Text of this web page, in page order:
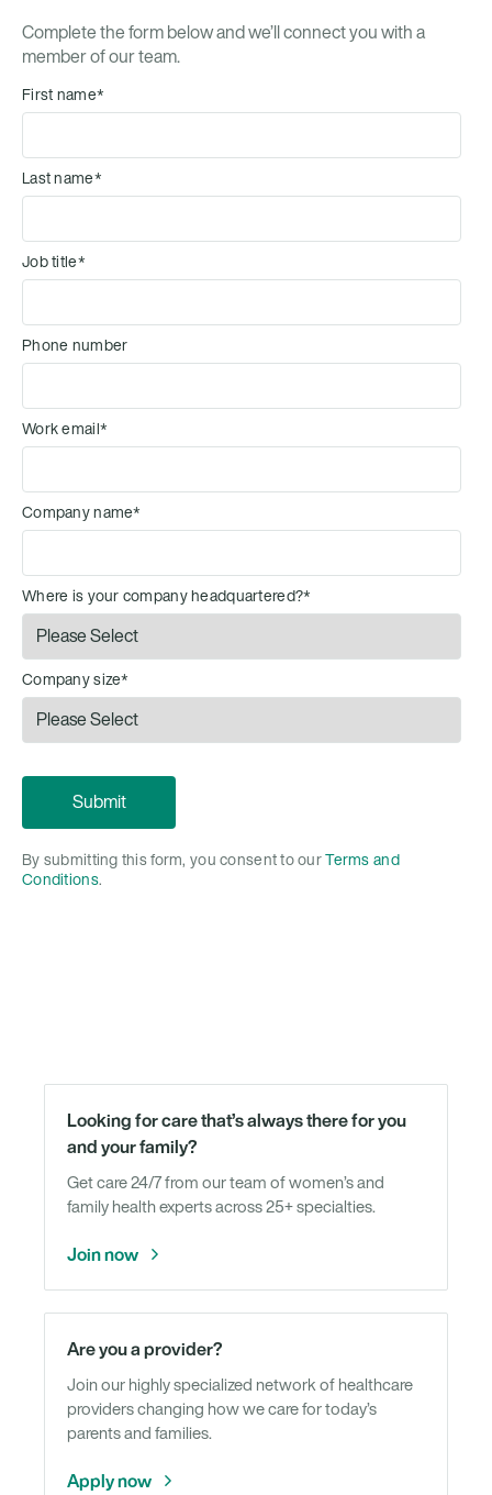
Complete the form below and we’ll connect you with a
member of our team.
First name*
Last name*
Job title*
Phone number
Work email*
Company name*
Where is your company headquartered?*
Company size*
By submitting this form, you consent to ourTerms and
Conditions.
Looking for care that’s always there for you
and your family?
Get care 24/7 from our team of women’s and
family health experts across 25+ specialties.
Join now
Are you a provider?
Join our highly specialized network of healthcare
providers changing how we care for today’s
parents and families.
Apply now